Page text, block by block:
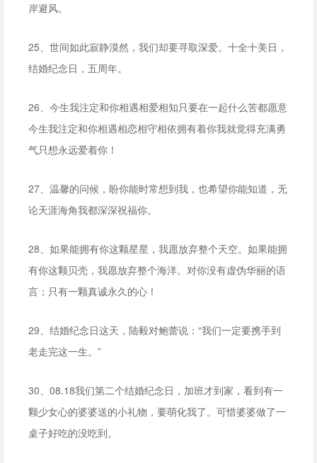
岸避风。
25、世间如此寂静漠然，我们却要寻取深爱。十全十美日，
结婚纪念日，五周年。
26、今生我注定和你相遇相爱相知只要在一起什么苦都愿意
今生我注定和你相遇相恋相守相依拥有着你我就觉得充满勇
气只想永远爱着你！
27、温馨的问候，盼你能时常想到我，也希望你能知道，无
论天涯海角我都深深祝福你。
28、如果能拥有你这颗星星，我愿放弃整个天空。如果能拥
有你这颗贝壳，我愿放弃整个海洋。对你没有虚伪华丽的语
言；只有一颗真诚永久的心！
29、结婚纪念日这天，陆毅对鲍蕾说：“我们一定要携手到
老走完这一生。”
30、08.18我们第二个结婚纪念日，加班才到家，看到有一
颗少女心的婆婆送的小礼物，要萌化我了。可惜婆婆做了一
桌子好吃的没吃到。